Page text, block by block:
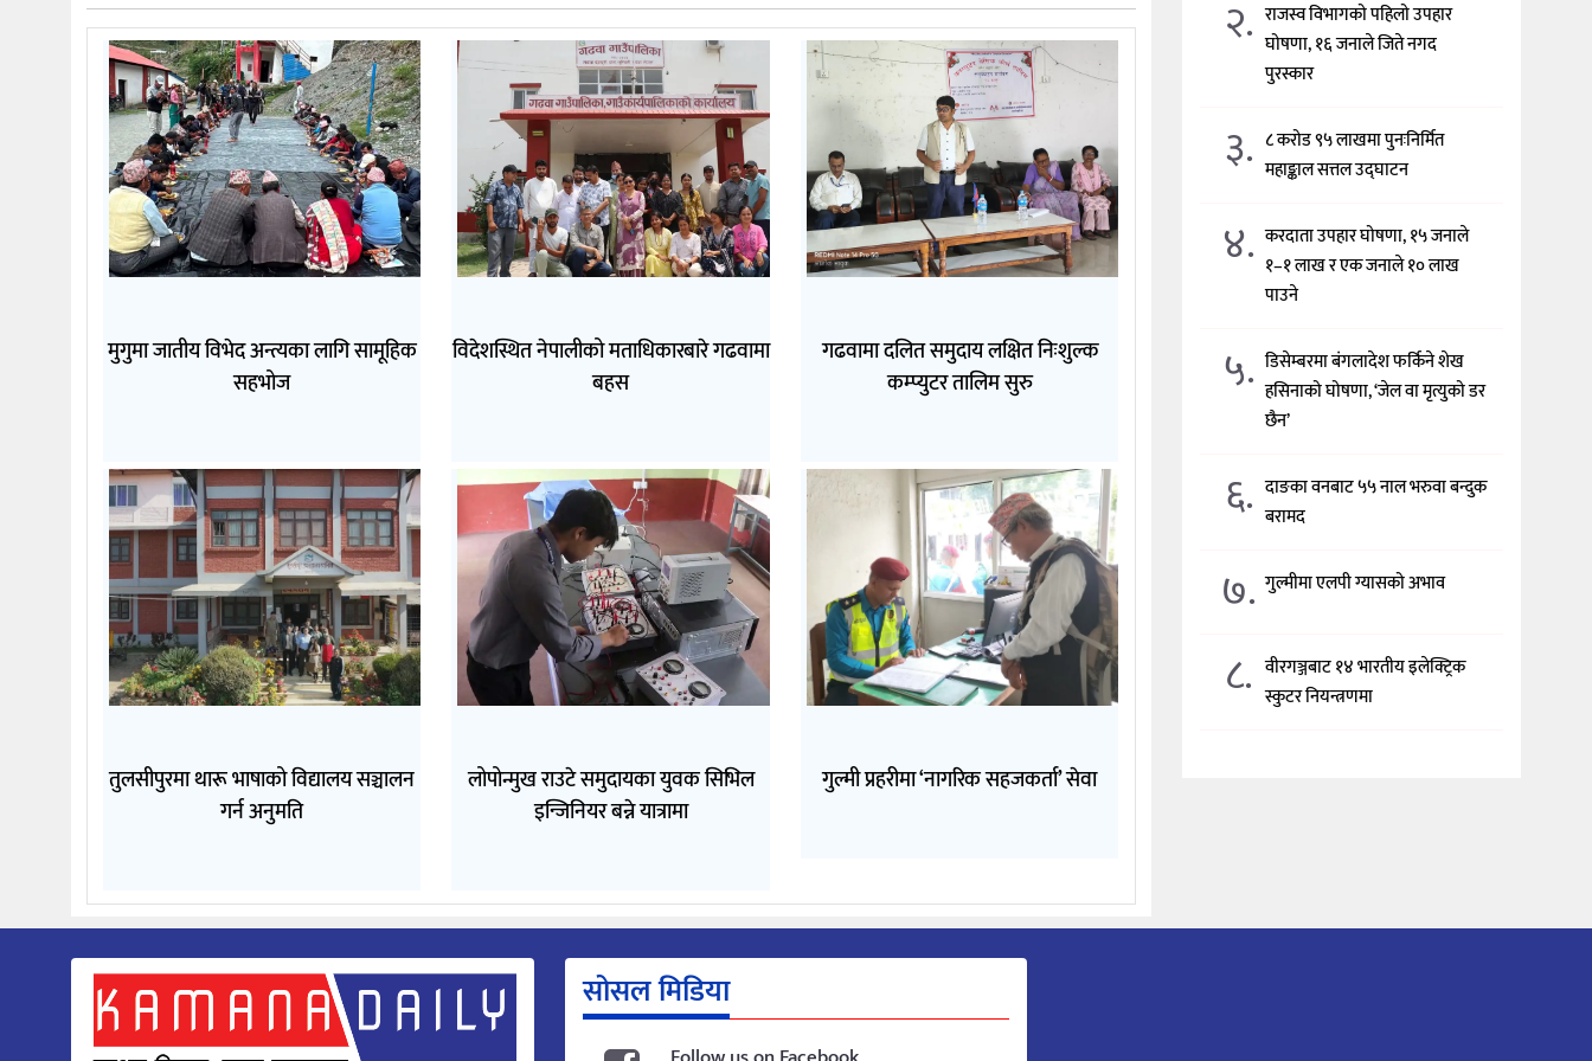
मुगुमा जातीय विभेद अन्त्यका लागि सामूहिक
सहभोज
विदेशस्थित नेपालीको मताधिकारबारे गढवामा
बहस
गढवामा दलित समुदाय लक्षित निःशुल्क
कम्प्युटर तालिम सुरु
तुलसीपुरमा थारू भाषाको विद्यालय सञ्चालन
गर्न अनुमति
लोपोन्मुख राउटे समुदायका युवक सिभिल
इन्जिनियर बन्ने यात्रामा
गुल्मी प्रहरीमा ‘नागरिक सहजकर्ता’ सेवा
२. राजस्व विभागको पहिलो उपहार
घोषणा, १६ जनाले जिते नगद
पुरस्कार
३. ८ करोड ९५ लाखमा पुनःनिर्मित
महाङ्काल सत्तल उद्घाटन
४. करदाता उपहार घोषणा, १५ जनाले
१–१ लाख र एक जनाले १० लाख
पाउने
५. डिसेम्बरमा बंगलादेश फर्किने शेख
हसिनाको घोषणा, ‘जेल वा मृत्युको डर
छैन’
६. दाङका वनबाट ५५ नाल भरुवा बन्दुक
बरामद
७. गुल्मीमा एलपी ग्यासको अभाव
८. वीरगञ्जबाट १४ भारतीय इलेक्ट्रिक
स्कुटर नियन्त्रणमा
सोसल मिडिया